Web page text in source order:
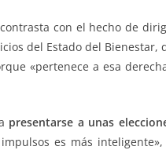
con el hecho de
del Estado del Bienestar,
«pertenece a esa
presentarse a unas
es más